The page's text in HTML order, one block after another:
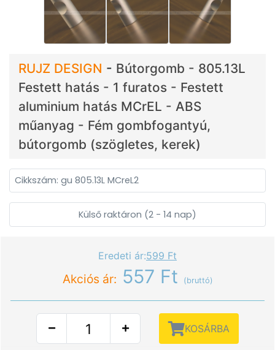
RUJZ DESIGN - Bútorgomb - 805.13L
Festett hatás - 1 furatos - Festett
aluminium hatás MCrEL - ABS
műanyag - Fém gombfogantyú,
bútorgomb (szögletes, kerek)
Cikkszám: gu 805.13L MCreL2
Külső raktáron (2 - 14 nap)
Eredeti ár:599 Ft
Akciós ár: 557 Ft (bruttó)
KOSÁRBA